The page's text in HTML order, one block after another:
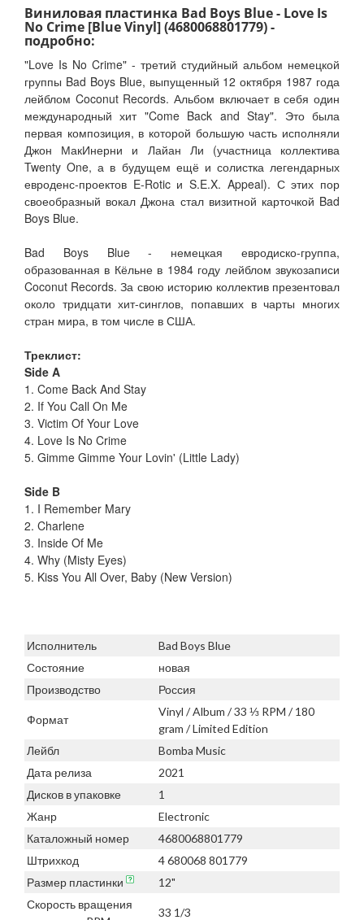
Виниловая пластинка Bad Boys Blue - Love Is
No Crime [Blue Vinyl] (4680068801779) -
подробно:
"Love Is No Crime" - третий студийный альбом немецкой
группы Bad Boys Blue, выпущенный 12 октября 1987 года
лейблом Coconut Records. Альбом включает в себя один
международный хит "Come Back and Stay". Это была
первая композиция, в которой большую часть исполняли
Джон МакИнерни и Лайан Ли (участница коллектива
Twenty One, а в будущем ещё и солистка легендарных
евроденс-проектов E-Rotic и S.E.X. Appeal). С этих пор
своеобразный вокал Джона стал визитной карточкой Bad
Boys Blue.
Bad Boys Blue - немецкая евродиско-группа,
образованная в Кёльне в 1984 году лейблом звукозаписи
Coconut Records. За свою историю коллектив презентовал
около тридцати хит-синглов, попавших в чарты многих
стран мира, в том числе в США.
Треклист:
Side A
1. Come Back And Stay
2. If You Call On Me
3. Victim Of Your Love
4. Love Is No Crime
5. Gimme Gimme Your Lovin' (Little Lady)
Side B
1. I Remember Mary
2. Charlene
3. Inside Of Me
4. Why (Misty Eyes)
5. Kiss You All Over, Baby (New Version)
Исполнитель
Bad Boys Blue
Состояние
новая
Производство
Россия
Формат
Vinyl / Album / 33 ⅓ RPM / 180
gram / Limited Edition
Лейбл
Bomba Music
Дата релиза
2021
Дисков в упаковке
1
Жанр
Electronic
Каталожный номер
4680068801779
Штрихкод
4 680068 801779
Размер пластинки
12"
Скорость вращения
33 1/3